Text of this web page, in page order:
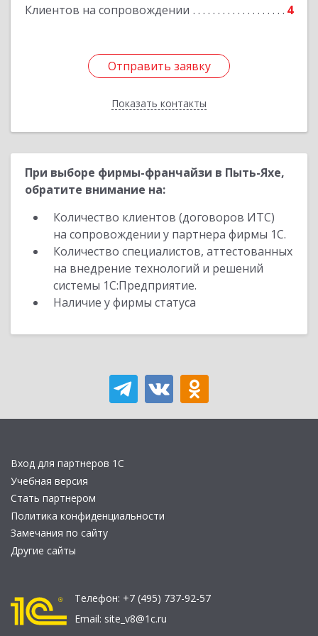
Клиентов на сопровождении 4
Отправить заявку
Показать контакты
Отправить заявку
Назад
При выборе фирмы-франчайзи в Пыть-Яхе,
обратите внимание на:
Количество клиентов (договоров ИТС)
на сопровождении у партнера фирмы 1С.
Количество специалистов, аттестованных
на внедрение технологий и решений
системы 1С:Предприятие.
Наличие у фирмы статуса
Вход для партнеров 1С
Учебная версия
Стать партнером
Политика конфиденциальности
Замечания по сайту
Другие сайты
Телефон: +7 (495) 737-92-57
Email: site_v8@1c.ru